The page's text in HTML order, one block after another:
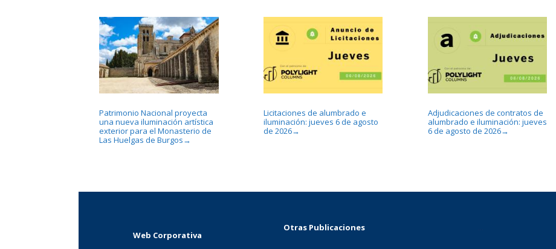
Patrimonio Nacional proyecta
una nueva iluminación artística
exterior para el Monasterio de
Las Huelgas de Burgos →
Licitaciones de alumbrado e
iluminación: jueves 6 de agosto
de 2026→
Adjudicaciones de contratos de
alumbrado e iluminación: jueves
6 de agosto de 2026→
Web Corporativa
Otras Publicaciones